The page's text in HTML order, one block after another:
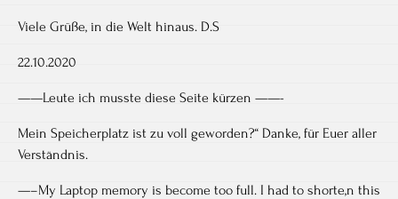
Viele Grüße, in die Welt hinaus. D.S
22.10.2020
——Leute ich musste diese Seite kürzen ——-
Mein Speicherplatz ist zu voll geworden?“ Danke, für Euer aller
Verständnis.
—–My Laptop memory is become too full. I had to shorte,n this